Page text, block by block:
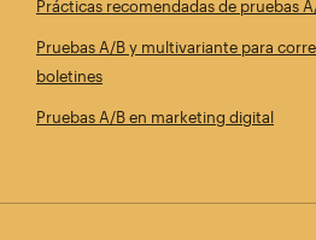
Prácticas recomendadas de pruebas
Pruebas A/B y multivariante para
boletines
Pruebas A/B en marketing digital